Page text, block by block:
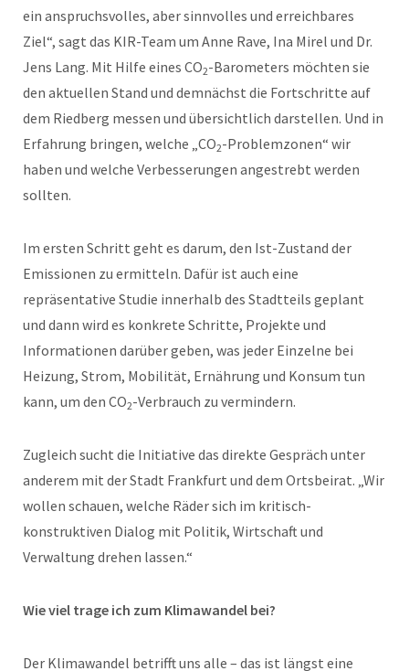
ein anspruchsvolles, aber sinnvolles und erreichbares
Ziel“, sagt das KIR-Team um Anne Rave, Ina Mirel und Dr.
Jens Lang. Mit Hilfe eines CO2-Barometers möchten sie
den aktuellen Stand und demnächst die Fortschritte auf
dem Riedberg messen und übersichtlich darstellen. Und in
Erfahrung bringen, welche „CO2-Problemzonen“ wir
haben und welche Verbesserungen angestrebt werden
sollten.
Im ersten Schritt geht es darum, den Ist-Zustand der
Emissionen zu ermitteln. Dafür ist auch eine
repräsentative Studie innerhalb des Stadtteils geplant
und dann wird es konkrete Schritte, Projekte und
Informationen darüber geben, was jeder Einzelne bei
Heizung, Strom, Mobilität, Ernährung und Konsum tun
kann, um den CO2-Verbrauch zu vermindern.
Zugleich sucht die Initiative das direkte Gespräch unter
anderem mit der Stadt Frankfurt und dem Ortsbeirat. „Wir
wollen schauen, welche Räder sich im kritisch-
konstruktiven Dialog mit Politik, Wirtschaft und
Verwaltung drehen lassen.“
Wie viel trage ich zum Klimawandel bei?
Der Klimawandel betrifft uns alle – das ist längst eine